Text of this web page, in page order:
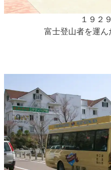
１９２
富士登山者を運